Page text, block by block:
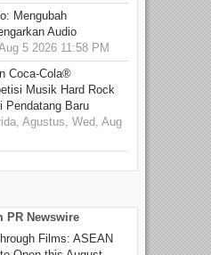
Mengubah
Audio
5 2026 11:58 PM
Coca-Cola®
Musik Hard Rock
Pendatang Baru
Agustus, Wed, Aug
PR Newswire
Films: ASEAN